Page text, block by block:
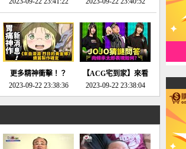
動作角色扮演遊戲！-
電玩宅速配20230123
第一名早就決定了，封
面圖直接雷你!-電玩宅
速配20230120
更多精神衝擊！？
《來自深淵 烈日的黃
金鄉》續篇動畫確定
2023-09-22 23:38:36
【ACG宅到家】來看
就抽周邊！《JOJO的
奇妙冒險》問答大挑戰
年特展 feat 蕎羽 、櫻
花
2023-09-22 23:38:04